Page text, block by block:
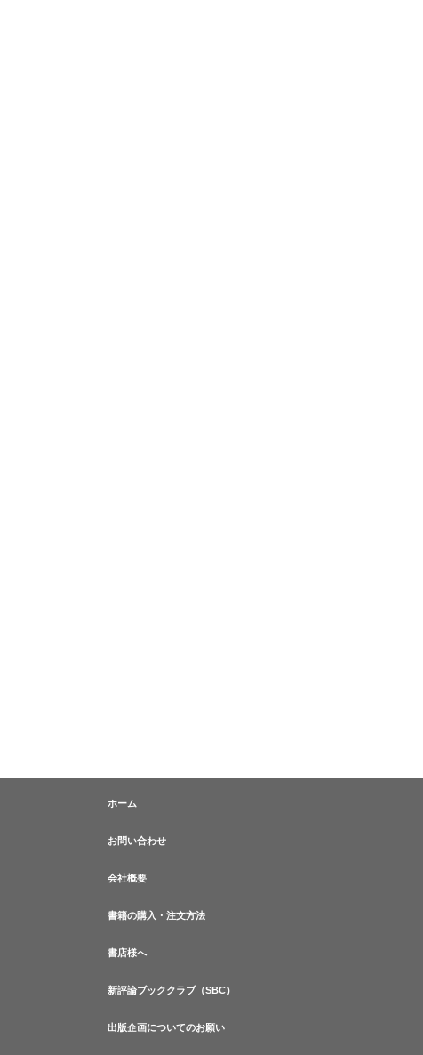
ホーム
お問い合わせ
会社概要
書籍の購入・注文方法
書店様へ
新評論ブッククラブ（SBC）
出版企画についてのお願い